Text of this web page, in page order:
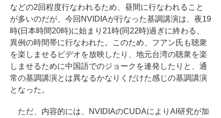
などの2回程度行なわれるため、昼間に行なわれること
が多いのだが、今回NVIDIAが行なった基調講演は、夜19
時(日本時間20時)に始まり21時(同22時)過ぎに終わる、
異例の時間帯に行なわれた。このため、フアン氏も聴衆
を楽しませるビデオを放映したり、地元台湾の聴衆を楽
しませるために中国語でのジョークを連発したりと、通
常の基調講演とは異なるかなりくだけた感じの基調講演
となった。
ただ、内容的には、NVIDIAのCUDAによりAI研究が加